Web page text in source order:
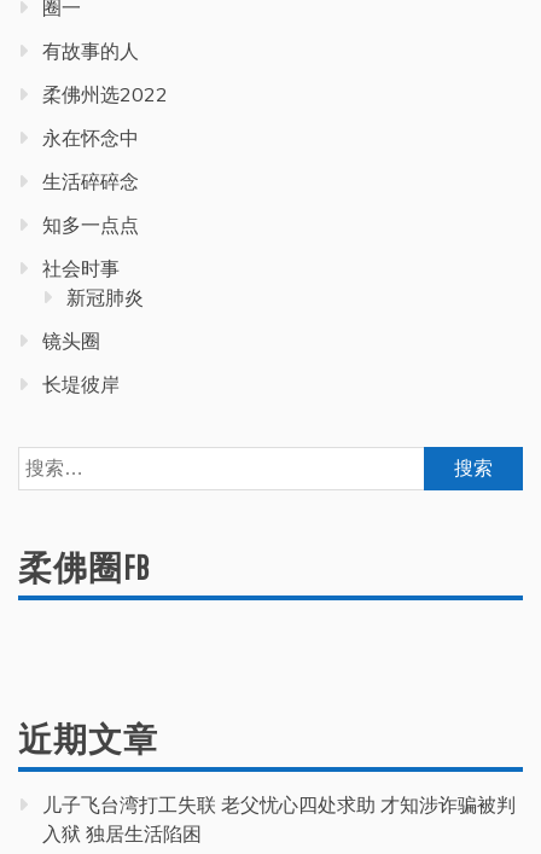
圈一
有故事的人
柔佛州选2022
永在怀念中
生活碎碎念
知多一点点
社会时事
新冠肺炎
镜头圈
长堤彼岸
搜
索：
柔佛圈FB
近期文章
儿子飞台湾打工失联 老父忧心四处求助 才知涉诈骗被判
入狱 独居生活陷困